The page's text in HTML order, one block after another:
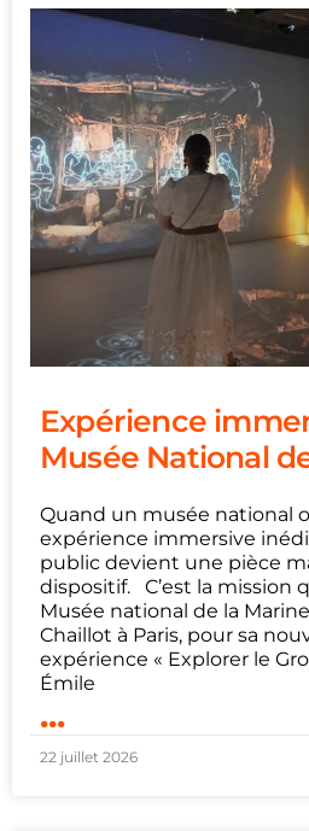
Expérience
Musée National
Quand un musée national
expérience immersive
public devient une pièce
dispositif. C’est la mission
Musée national de la
Chaillot à Paris, pour sa
expérience « Explorer le
Émile
...
22 juillet 2026